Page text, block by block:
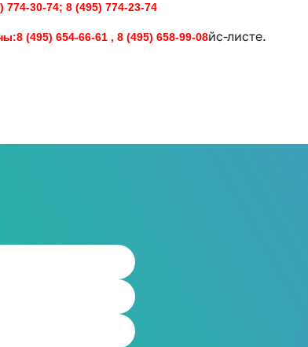
30-74; 8 (495) 774-23-74
(495) 654-66-61 , 8 (495) 658-99-08йс-листе.